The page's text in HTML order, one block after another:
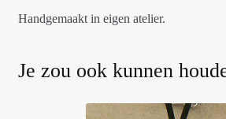
Handgemaakt in eigen atelier.
Je zou ook kunnen